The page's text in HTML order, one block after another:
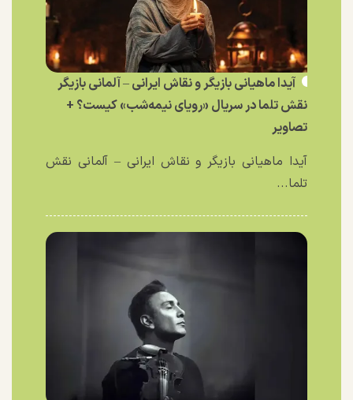
آیدا ماهیانی بازیگر و نقاش ایرانی – آلمانی بازیگر
نقش تلما در سریال «رویای نیمه‌شب» کیست؟ +
تصاویر
آیدا ماهیانی بازیگر و نقاش ایرانی – آلمانی نقش
تلما...